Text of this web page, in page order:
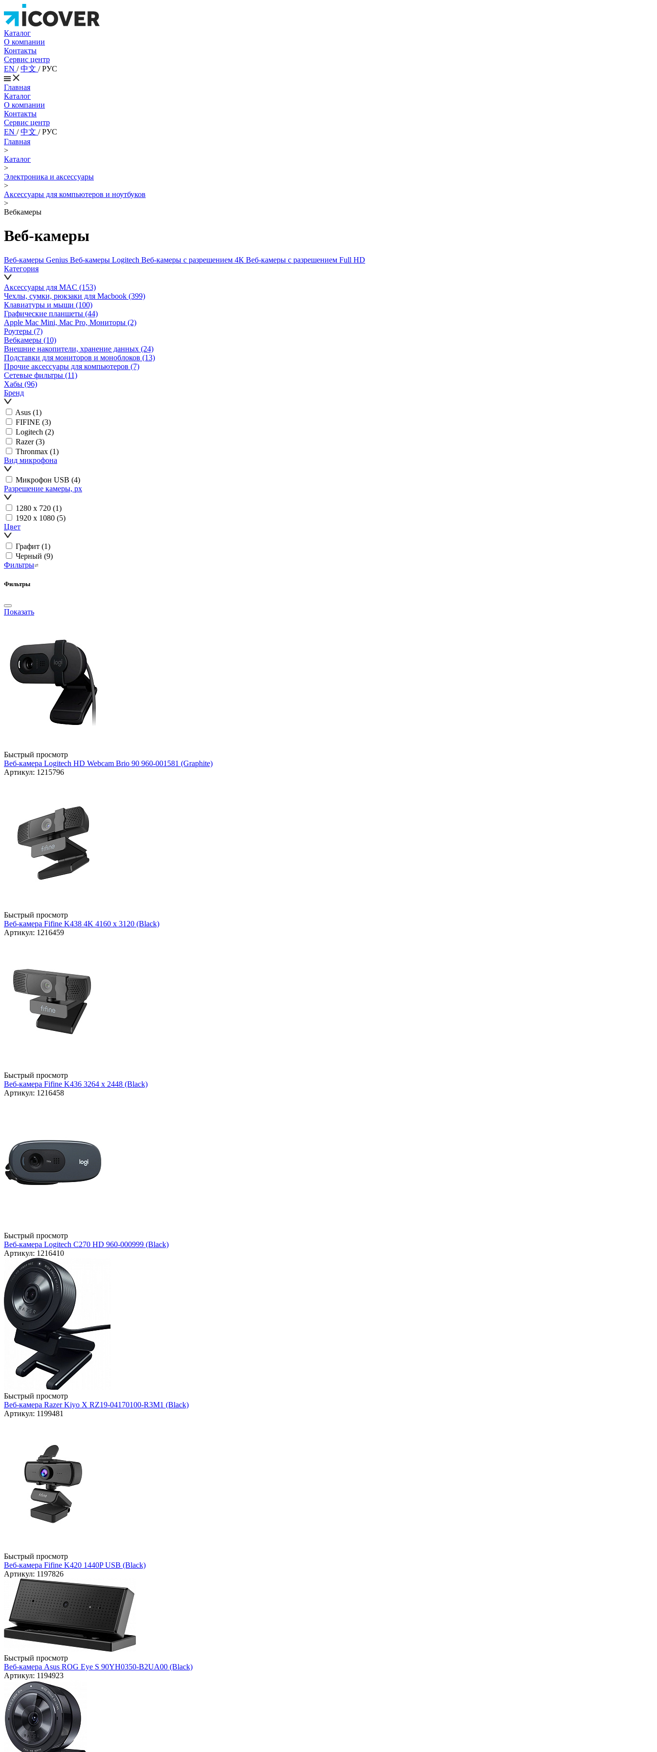
Каталог
О компании
Контакты
Сервис центр
EN /中文 /РУС
Главная
Каталог
О компании
Контакты
Сервис центр
EN /中文 /РУС
Главная
>
Каталог
>
Электроника и аксессуары
>
Аксессуары для компьютеров и ноутбуков
>
Вебкамеры
Веб-камеры
Веб-камеры Genius Веб-камеры Logitech Веб-камеры с разрешением 4К Веб-камеры с разрешением Full HD
Категория
Аксессуары для MAC (153)
Чехлы, сумки, рюкзаки для Macbook (399)
Клавиатуры и мыши (100)
Графические планшеты (44)
Apple Mac Mini, Mac Pro, Мониторы (2)
Роутеры (7)
Вебкамеры (10)
Внешние накопители, хранение данных (24)
Подставки для мониторов и моноблоков (13)
Прочие аксессуары для компьютеров (7)
Сетевые фильтры (11)
Хабы (96)
Бренд
Asus (1)
FIFINE (3)
Logitech (2)
Razer (3)
Thronmax (1)
Вид микрофона
Микрофон USB (4)
Разрешение камеры, px
1280 х 720 (1)
1920 х 1080 (5)
Цвет
Графит (1)
Черный (9)
Фильтры
Фильтры
Показать
Быстрый просмотр
Веб-камера Logitech HD Webcam Brio 90 960-001581 (Graphite)
Артикул: 1215796
Быстрый просмотр
Веб-камера Fifine K438 4K 4160 х 3120 (Black)
Артикул: 1216459
Быстрый просмотр
Веб-камера Fifine K436 3264 х 2448 (Black)
Артикул: 1216458
Быстрый просмотр
Веб-камера Logitech C270 HD 960-000999 (Black)
Артикул: 1216410
Быстрый просмотр
Веб-камера Razer Kiyo X RZ19-04170100-R3M1 (Black)
Артикул: 1199481
Быстрый просмотр
Веб-камера Fifine K420 1440P USB (Black)
Артикул: 1197826
Быстрый просмотр
Веб-камера Asus ROG Eye S 90YH0350-B2UA00 (Black)
Артикул: 1194923